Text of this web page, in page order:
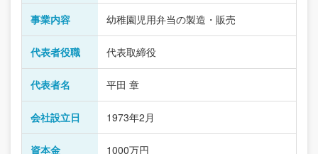
事業内容 幼稚園児用弁当の製造・販売
代表者役職 代表取締役
代表者名 平田 章
会社設立日 1973年2月
資本金 1000万円